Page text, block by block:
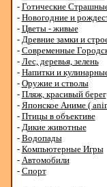
- Готические
- Новогодние и
- Цветы - живые
- Древние замки и
- Современные
- Лес, деревья, зелень
- Напитки и
- Оружие и стволы
- Пляж, красивый берег
- Японское Аниме (
- Птицы в объективе
- Дикие животные
- Водопады
- Компьютерные Игры
- Автомобили
- Спорт